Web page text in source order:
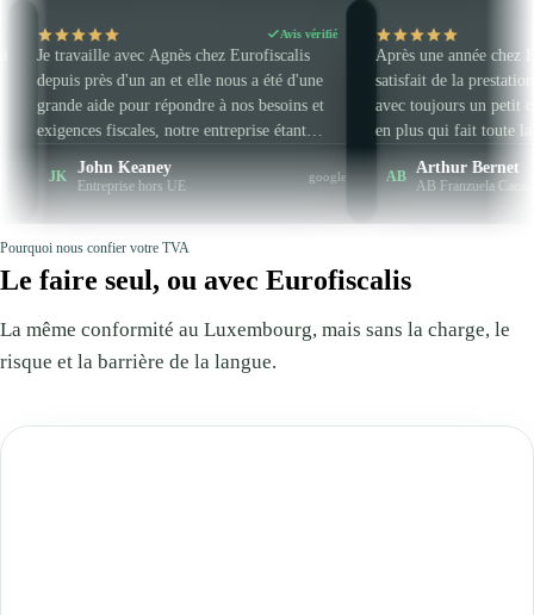
avec Agnès chez Eurofiscalis
d'un an et elle nous a été d'une
pour répondre à nos besoins et
fiscales, notre entreprise étant
et professionnelle, et je la
vivement, ainsi qu'Eurofiscalis.
Keaney
hors UE
Après une année chez Eurofiscalis, je
satisfait de la prestation. Réactif et
avec toujours un petit conseil
en plus qui fait toute la différence.
Synthétique et clair, bref on est super
guidé et conseillé. Pas de perte de
efficacité assurée.
Arthur Bernet
AB Franzuela Cacao
Pourquoi nous confier votre TVA
Le faire seul, ou avec Eurofiscalis
La même conformité au Luxembourg, mais sans la charge, le
risque et la barrière de la langue.